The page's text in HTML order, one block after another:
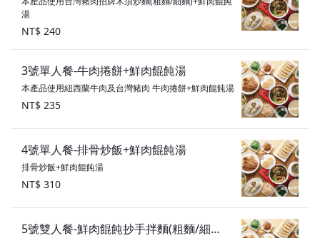
餛飩湯
湯
NT$ 240
3號單人餐-牛肉捲餅+鮮肉餛飩湯
本產品使用紐西蘭牛肉及台灣豬肉 牛肉捲餅+鮮肉餛飩湯
NT$ 235
4號單人餐-排骨炒飯+鮮肉餛飩湯
排骨炒飯+鮮肉餛飩湯
NT$ 310
5號雙人餐-鮮肉餛飩抄手拌麵(粗麵/細